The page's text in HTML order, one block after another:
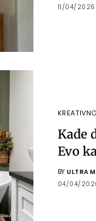
11/04/2026
KREATIVNO
Kade
Evo
BY ULTRA
04/04/